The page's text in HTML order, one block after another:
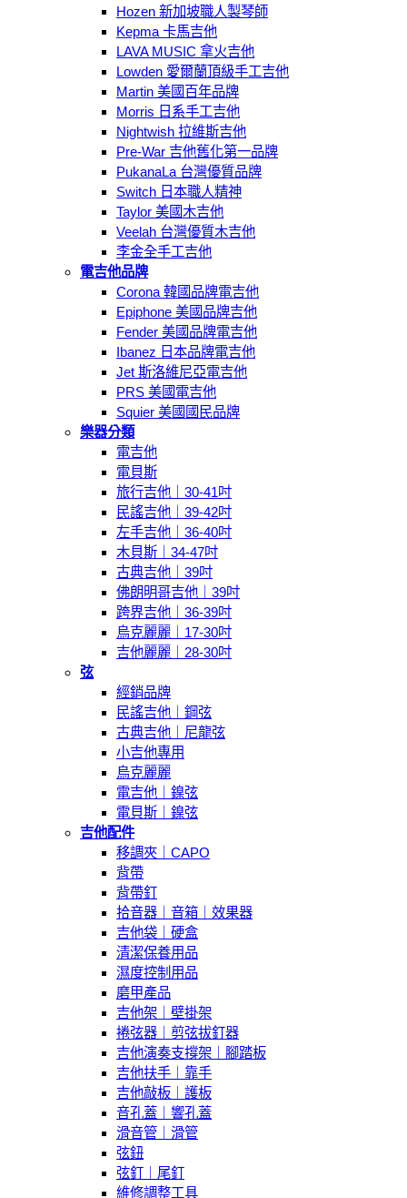
Hozen 新加坡職人製琴師
Kepma 卡馬吉他
LAVA MUSIC 拿火吉他
Lowden 愛爾蘭頂級手工吉他
Martin 美國百年品牌
Morris 日系手工吉他
Nightwish 拉維斯吉他
Pre-War 吉他舊化第一品牌
PukanaLa 台灣優質品牌
Switch 日本職人精神
Taylor 美國木吉他
Veelah 台灣優質木吉他
李金全手工吉他
電吉他品牌
Corona 韓國品牌電吉他
Epiphone 美國品牌吉他
Fender 美國品牌電吉他
Ibanez 日本品牌電吉他
Jet 斯洛維尼亞電吉他
PRS 美國電吉他
Squier 美國國民品牌
樂器分類
電吉他
電貝斯
旅行吉他｜30-41吋
民謠吉他｜39-42吋
左手吉他｜36-40吋
木貝斯｜34-47吋
古典吉他｜39吋
佛朗明哥吉他｜39吋
跨界吉他｜36-39吋
烏克麗麗｜17-30吋
吉他麗麗｜28-30吋
弦
經銷品牌
民謠吉他｜鋼弦
古典吉他｜尼龍弦
小吉他專用
烏克麗麗
電吉他｜鎳弦
電貝斯｜鎳弦
吉他配件
移調夾｜CAPO
背帶
背帶釘
拾音器｜音箱｜效果器
吉他袋｜硬盒
清潔保養用品
濕度控制用品
磨甲產品
吉他架｜壁掛架
捲弦器｜剪弦拔釘器
吉他演奏支撐架｜腳踏板
吉他扶手｜靠手
吉他敲板｜護板
音孔蓋｜響孔蓋
滑音管｜滑管
弦鈕
弦釘｜尾釘
維修調整工具